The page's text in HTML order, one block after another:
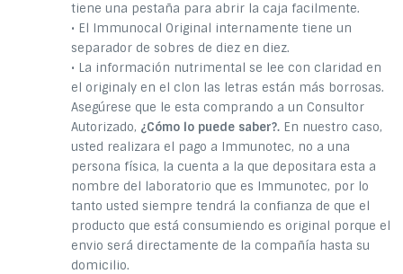
tiene una pestaña para abrir la caja facilmente.
• El Immunocal Original internamente tiene un
separador de sobres de diez en diez.
• La información nutrimental se lee con claridad en
el originaly en el clon las letras están más borrosas.
Asegúrese que le esta comprando a un Consultor
Autorizado, ¿Cómo lo puede saber?. En nuestro caso,
usted realizara el pago a Immunotec, no a una
persona física, la cuenta a la que depositara esta a
nombre del laboratorio que es Immunotec, por lo
tanto usted siempre tendrá la confianza de que el
producto que está consumiendo es original porque el
envio será directamente de la compañía hasta su
domicilio.